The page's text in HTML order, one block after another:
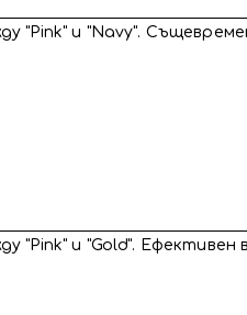
"Pink" и "Navy".
"Pink" и "Gold". Ефективен